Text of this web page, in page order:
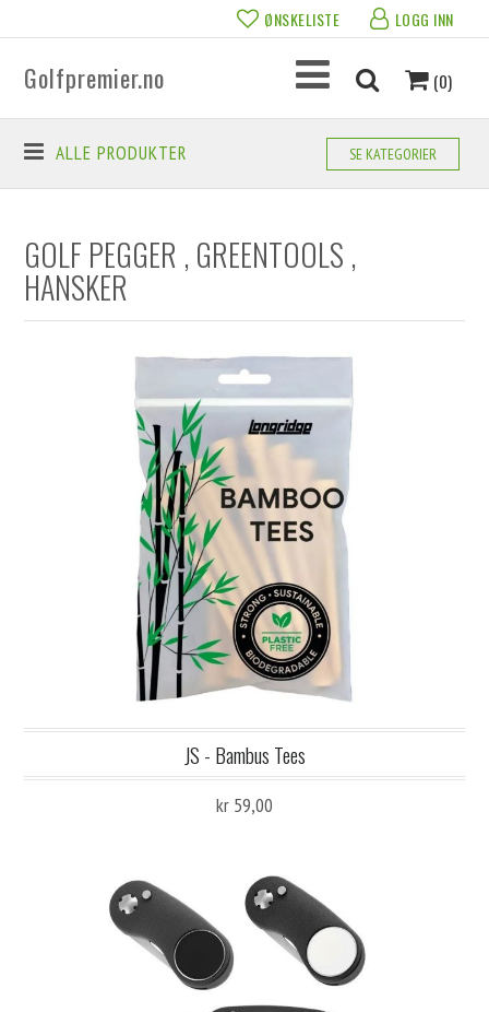
ØNSKELISTE LOGG INN
Golfpremier.no (0)
SE KATEGORIER
ALLE PRODUKTER
GOLF PEGGER , GREENTOOLS ,
HANSKER
JS - Bambus Tees
kr 59,00